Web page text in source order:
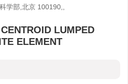
学部,北京 100190,,
LUMPED
ELEMENT